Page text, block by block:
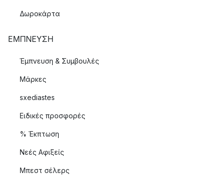
Δωροκάρτα
ΈΜΠΝΕΥΣΗ
Έμπνευση & Συμβουλές
Μάρκες
sxediastes
Ειδικές προσφορές
% Έκπτωση
Νεές Αφιξείς
Μπεστ σέλερς